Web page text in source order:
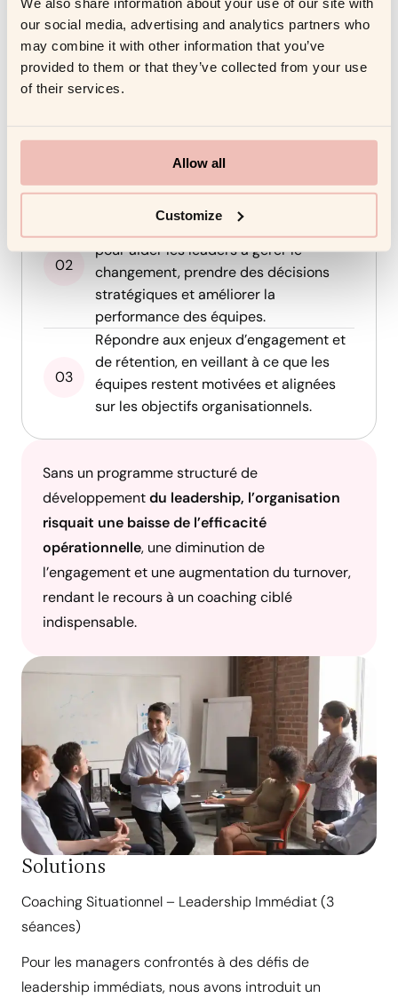
our social media, advertising and analytics partners who
may combine it with other information that you’ve
provided to them or that they’ve collected from your use
of their services.
Allow all
Customize
transition fluide, de diriger efficacement et de
maintenir un haut niveau d’engagement des équipes.
Accompagner les managers dans
soutenir les managers dans la prise en
charge de responsabilités accrues
dans un environnement de travail
Fournir un accompagnement structuré
pour aider les leaders à gérer le
changement, prendre des décisions
stratégiques et améliorer la
performance des équipes.
Répondre aux enjeux d’engagement et
de rétention, en veillant à ce que les
équipes restent motivées et alignées
sur les objectifs organisationnels.
Sans un programme structuré de
développementdu leadership, l’organisation
risquait une baisse de l’efficacité
opérationnelle, une diminution de
l’engagement et une augmentation du turnover,
rendant le recours à un coaching ciblé
indispensable.
Solutions
Coaching Situationnel – Leadership Immédiat (3
séances)
Pour les managers confrontés à des défis de
leadership immédiats, nous avons introduit un